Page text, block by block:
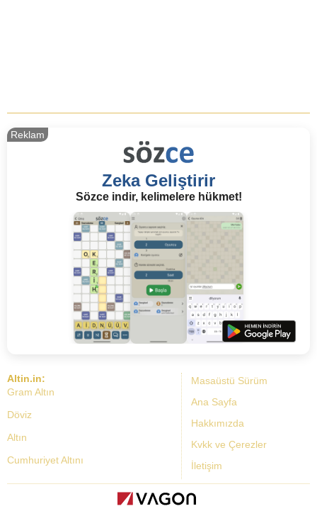
Zeka Geliştirir
Sözce indir, kelimelere hükmet!
Reklam
Masaüstü Sürüm
Ana Sayfa
Hakkımızda
Kvkk ve Çerezler
İletişim
Altin.in:
Gram Altın
Döviz
Altın
Cumhuriyet Altını
Dolar Kuru